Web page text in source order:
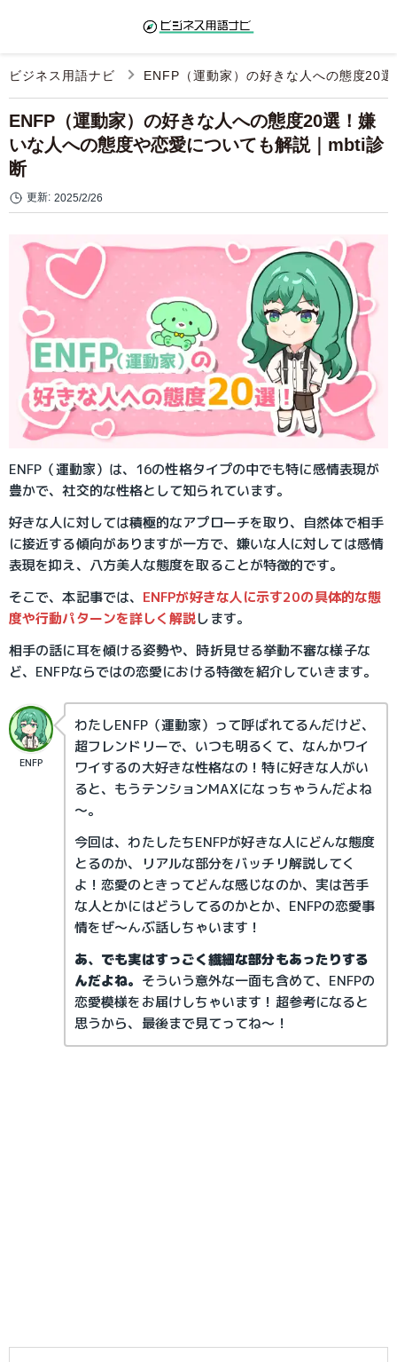
ビジネス用語ナビ ENFP（運動家）の好きな人への態度20
ENFP（運動家）の好きな人への態度20選！嫌
いな人への態度や恋愛についても解説｜mbti診
断
更新: 2025/2/26
ENFP（運動家）は、16の性格タイプの中でも特に感情表現が
豊かで、社交的な性格として知られています。
好きな人に対しては積極的なアプローチを取り、自然体で相手
に接近する傾向がありますが一方で、嫌いな人に対しては感情
表現を抑え、八方美人な態度を取ることが特徴的です。
そこで、本記事では、 ENFPが好きな人に示す20の具体的な態
度や行動パターンを詳しく解説します。
相手の話に耳を傾ける姿勢や、時折見せる挙動不審な様子な
ど、ENFPならではの恋愛における特徴を紹介していきます。
ENFP
わたしENFP（運動家）って呼ばれてるんだけど、
超フレンドリーで、いつも明るくて、なんかワイ
ワイするの大好きな性格なの！特に好きな人がい
ると、もうテンションMAXになっちゃうんだよね
～。
今回は、わたしたちENFPが好きな人にどんな態度
とるのか、リアルな部分をバッチリ解説してく
よ！恋愛のときってどんな感じなのか、実は苦手
な人とかにはどうしてるのかとか、ENFPの恋愛事
情をぜ～んぶ話しちゃいます！
あ、でも実はすっごく繊細な部分もあったりする
んだよね。 そういう意外な一面も含めて、ENFPの
恋愛模様をお届けしちゃいます！超参考になると
思うから、最後まで見てってね～！